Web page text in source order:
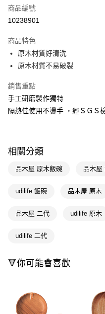
信用卡一次付款
LINE Pay
Apple Pay
街口支付
悠遊付
相關說明
【關於「AFTEE先享後付」】
１．簡單：不需註冊會員、不需綁
３．安心：先確認商品／服務後，
１．於結帳方式選擇「AFTEE先
３．收到繳費通知簡訊後14天內，
※ 請注意：結帳手續完成當下不需
購買商品的店家。未經商家同意取
後付繳納相關費用。
※ 交易是否成功請以「AFTEE先
即享券
全家取貨付款
每筆NT$65，滿NT$390(含以上
每筆NT$65，滿NT$490(含以上
付款後萊爾富取貨
商品編號
10238901
商品特色
原木材質好清洗
原木材質不易破裂
銷售重點
手工研磨製作獨特
隔熱佳使用不燙手 ，經ＳＧＳ
相關分類
品木屋 原木飯碗 品木屋
udilife 飯碗 品木屋 原木
品木屋 二代 udilife 原木
udilife 二代
🔻你可能會喜歡